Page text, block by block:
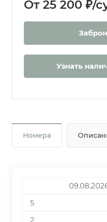
От 25 200 ₽/
Узнать
Номера